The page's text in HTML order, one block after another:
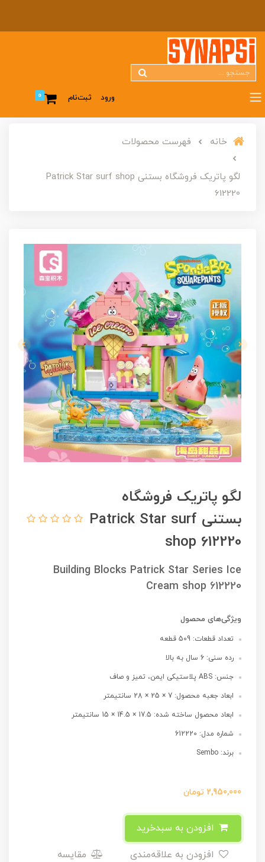
ورود ثبت‌نام 0
خانه فهرست محصولات
لگو پاتریک فروشگاه بستنی Patrick Star surf shop
612220
لگو پاتریک فروشگاه
بستنی Patrick Star surf
shop 612220
Building Blocks Patrick Star Series Ice
Cream shop 612220
ویژگی‌های محصول
تعداد قطعات: 509 قطعه
رده سنی: 6 سال به بالا
جنس: ABS پلاستیکی ایمن، تمیز و صاف
ابعاد جعبه محصول: 7 × 25 × 28 سانتیمتر
ابعاد محصول ساخته شده: 17.5 × 14.5 × 15 سانتیمتر
شماره مدل: 612220
برند: Sembo
2,950,000 تومان
مقایسه